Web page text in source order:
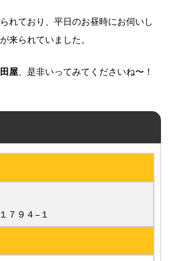
れており、平日のお昼時にお伺いし
来られていました。
屋 、是非いってみてくださいね〜！
７９４−１